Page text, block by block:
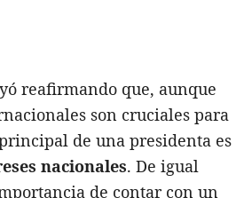
reafirmando que, aunque
son cruciales para
de una presidenta es
nacionales. De igual
de contar con un